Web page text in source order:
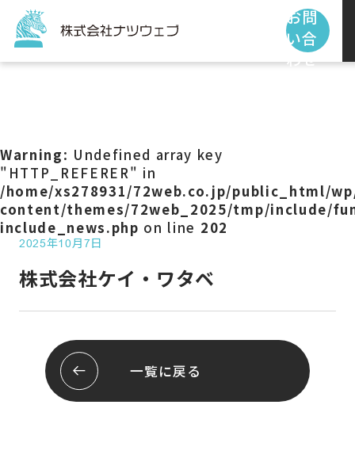
お問
い合
わせ
サービス
制作事例
お客様の声
会社概要
スタッフ紹介
プライバシーポリシー
Warning: Undefined array key
"HTTP_REFERER" in
/home/xs278931/72web.co.jp/public_html/
content/themes/72web_2025/tmp/include/
include_news.php on line 202
2025年10月7日
株式会社ケイ・ワタベ
一覧に戻る